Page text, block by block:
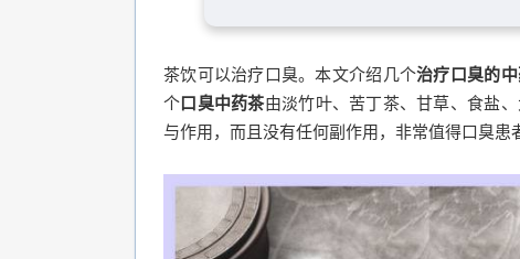
茶饮可以治疗口臭。本文介绍几个治疗口臭的
个口臭中药茶由淡竹叶、苦丁茶、甘草、食盐
与作用，而且没有任何副作用，非常值得口臭患